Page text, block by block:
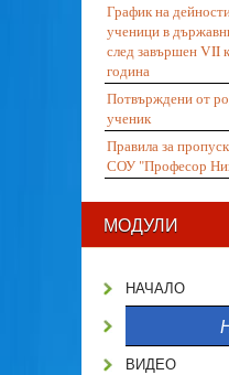
График на
ученици в
след завършен VII
година
Потвърждени от
ученик
Правила за
СОУ "Професор
МОДУЛИ
НАЧАЛО
ВИДЕО